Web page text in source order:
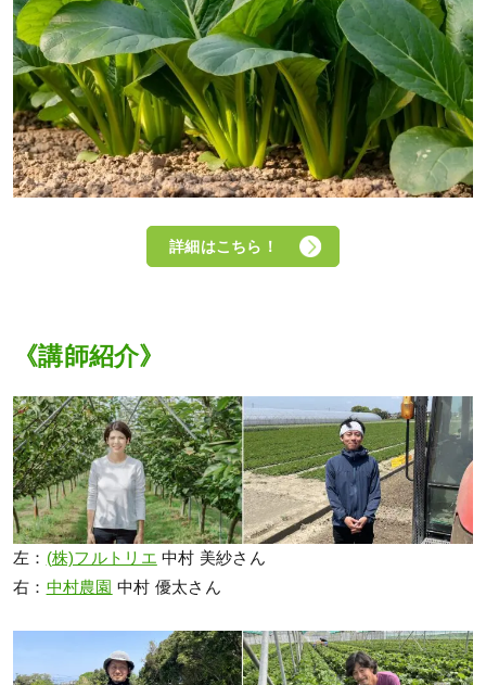
詳細はこちら！
《講師紹介》
左： (株)フルトリエ 中村 美紗さん
右： 中村農園 中村 優太さん